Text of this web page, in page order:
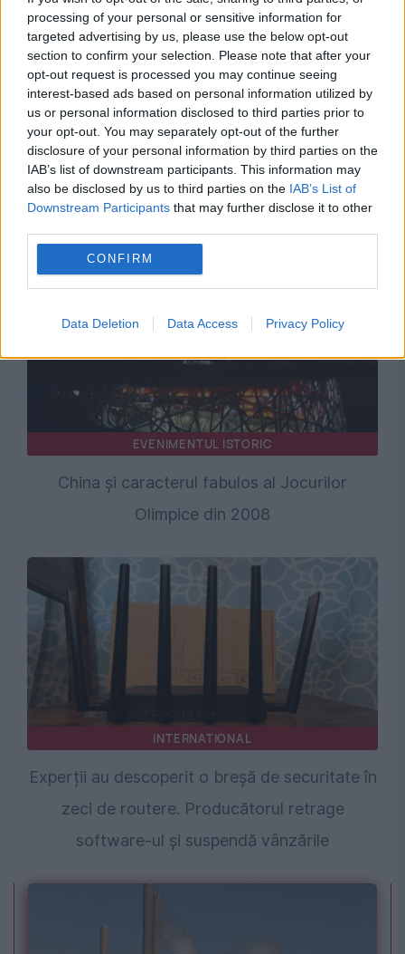
processing of your personal or sensitive information for
targeted advertising by us, please use the below opt-out
section to confirm your selection. Please note that after your
opt-out request is processed you may continue seeing
interest-based ads based on personal information utilized by
us or personal information disclosed to third parties prior to
your opt-out. You may separately opt-out of the further
disclosure of your personal information by third parties on the
IAB’s list of downstream participants. This information may
also be disclosed by us to third parties on the IAB’s List of
Downstream Participants that may further disclose it to other
CONFIRM
Data Deletion Data Access Privacy Policy
Recomandările noastre
EVENIMENTUL ISTORIC
China și caracterul fabulos al Jocurilor
Olimpice din 2008
INTERNATIONAL
Experții au descoperit o breșă de securitate în
zeci de routere. Producătorul retrage
software-ul și suspendă vânzările